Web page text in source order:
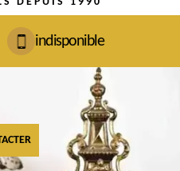
indisponible